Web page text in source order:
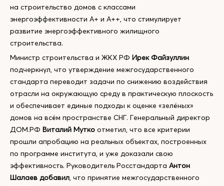
на строительство домов с классами
энергоэффективности А+ и А++, что стимулирует
развитие энергоэффективного жилищного
строительства.
Министр строительства и ЖКХ РФ Ирек Файзуллин
подчеркнул, что утверждение межгосударственного
стандарта переводит задачи по снижению воздействия
отрасли на окружающую среду в практическую плоскость
и обеспечивает единые подходы к оценке «зелёных»
домов на всём пространстве СНГ. Генеральный директор
ДОМ.РФ Виталий Мутко отметил, что все критерии
прошли апробацию на реальных объектах, построенных
по программе института, и уже доказали свою
эффективность. Руководитель Росстандарта Антон
Шалаев добавил, что принятие межгосударственного